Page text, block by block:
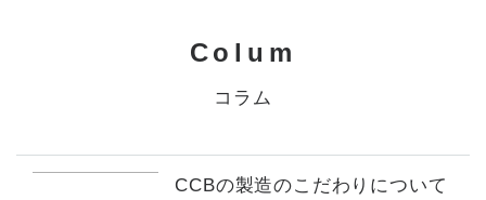
Colum
コラム
CCBの製造のこだわりについて